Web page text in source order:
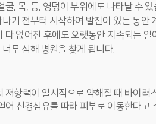
굴, 목, 등, 영덩이 부위에도 나타날 수 있
기 전부터 시작하여 발진이 있는 동안
다 없어진 후에도 오랫동안 지속되는 일
무 심해 병원을 찾게 됩니다.
저항력이 일시적으로 약해질 때 바이러
어 신경섬유를 따라 피부로 이동한다고